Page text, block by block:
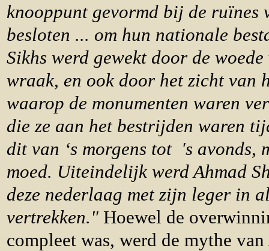
knooppunt gevormd bij de ruïnes
besloten ... om hun nationale
Sikhs werd gewekt door de
wraak, en ook door het zicht van
waarop de monumenten waren
die ze aan het bestrijden waren
dit van ‘s morgens tot 's avonds,
moed. Uiteindelijk werd Ahmad
deze nederlaag met zijn leger in
vertrekken." Hoewel de
compleet was, werd de mythe